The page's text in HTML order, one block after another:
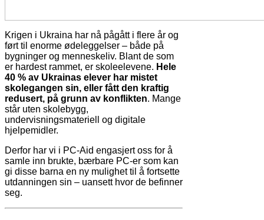
Krigen i Ukraina har nå pågått i flere år og
ført til enorme ødeleggelser – både på
bygninger og menneskeliv. Blant de som
er hardest rammet, er skoleelevene. Hele
40 % av Ukrainas elever har mistet
skolegangen sin, eller fått den kraftig
redusert, på grunn av konflikten. Mange
står uten skolebygg,
undervisningsmateriell og digitale
hjelpemidler.
Derfor har vi i PC-Aid engasjert oss for å
samle inn brukte, bærbare PC-er som kan
gi disse barna en ny mulighet til å fortsette
utdanningen sin – uansett hvor de befinner
seg.